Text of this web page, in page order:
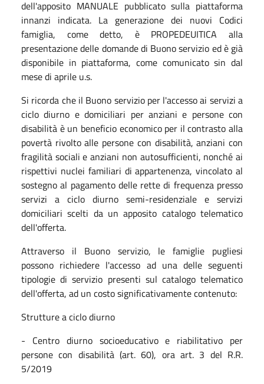
dell'apposito MANUALE pubblicato sulla piattaforma
innanzi indicata. La generazione dei nuovi Codici
famiglia, come detto, è PROPEDEUITICA alla
presentazione delle domande di Buono servizio ed è già
disponibile in piattaforma, come comunicato sin dal
mese di aprile u.s.
Si ricorda che il Buono servizio per l'accesso ai servizi a
ciclo diurno e domiciliari per anziani e persone con
disabilità è un beneficio economico per il contrasto alla
povertà rivolto alle persone con disabilità, anziani con
fragilità sociali e anziani non autosufficienti, nonché ai
rispettivi nuclei familiari di appartenenza, vincolato al
sostegno al pagamento delle rette di frequenza presso
servizi a ciclo diurno semi-residenziale e servizi
domiciliari scelti da un apposito catalogo telematico
dell'offerta.
Attraverso il Buono servizio, le famiglie pugliesi
possono richiedere l'accesso ad una delle seguenti
tipologie di servizio presenti sul catalogo telematico
dell'offerta, ad un costo significativamente contenuto:
Strutture a ciclo diurno
- Centro diurno socioeducativo e riabilitativo per
persone con disabilità (art. 60), ora art. 3 del R.R.
5/2019